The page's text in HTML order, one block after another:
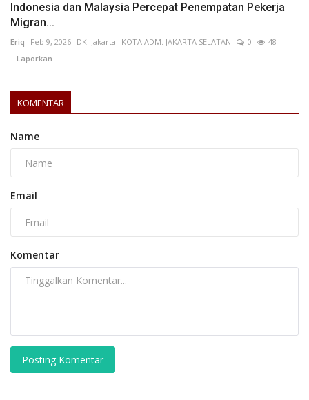
Indonesia dan Malaysia Percepat Penempatan Pekerja
Migran...
Eriq Feb 9, 2026 DKI Jakarta KOTA ADM. JAKARTA SELATAN 0
48
Laporkan
KOMENTAR
Name
Email
Komentar
Posting Komentar